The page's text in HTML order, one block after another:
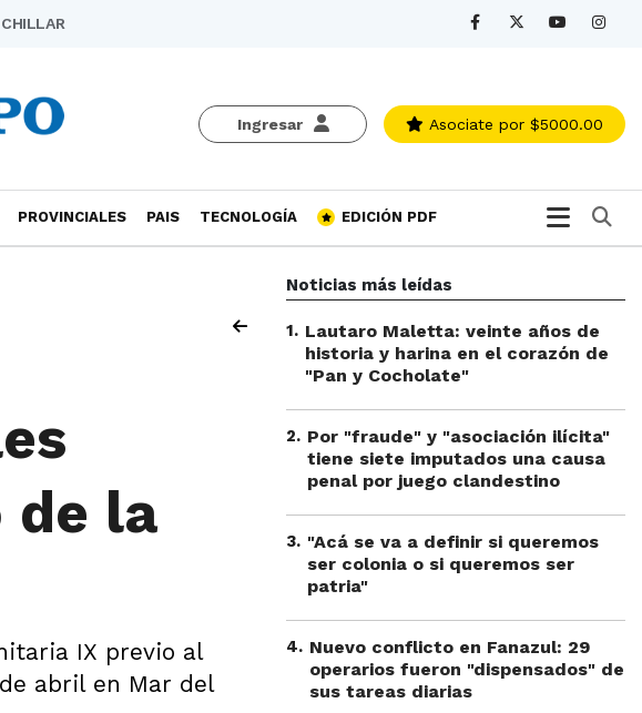
CHILLAR
Ingresar Asociate por $5000.00
PROVINCIALES PAIS TECNOLOGÍA EDICIÓN PDF
de la
IX previo al
abril en Mar del
Noticias más leídas
1. Lautaro Maletta: veinte años de
historia y harina en el corazón de
"Pan y Cocholate"
2. Por "fraude" y "asociación ilícita"
tiene siete imputados una causa
penal por juego clandestino
3. "Acá se va a definir si queremos
ser colonia o si queremos ser
patria"
4. Nuevo conflicto en Fanazul: 29
operarios fueron "dispensados" de
sus tareas diarias